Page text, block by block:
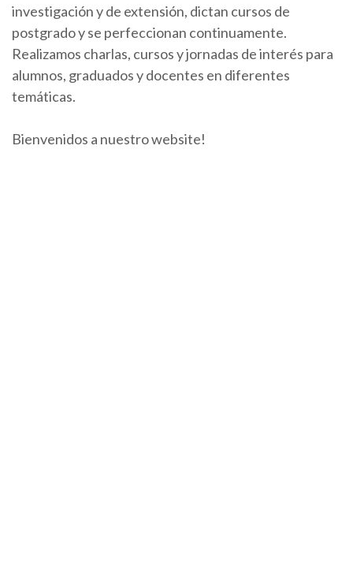
investigación y de extensión, dictan cursos de
postgrado y se perfeccionan continuamente.
Realizamos charlas, cursos y jornadas de interés para
alumnos, graduados y docentes en diferentes
temáticas.
Bienvenidos a nuestro website!